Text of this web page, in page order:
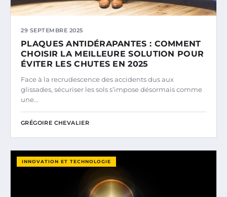
29 SEPTEMBRE 2025
PLAQUES ANTIDÉRAPANTES : COMMENT
CHOISIR LA MEILLEURE SOLUTION POUR
ÉVITER LES CHUTES EN 2025
Face à la recrudescence des accidents dus aux
glissades, sécuriser les sols s’impose désormais comme
une…
GRÉGOIRE CHEVALIER
INNOVATION ET TECHNOLOGIE